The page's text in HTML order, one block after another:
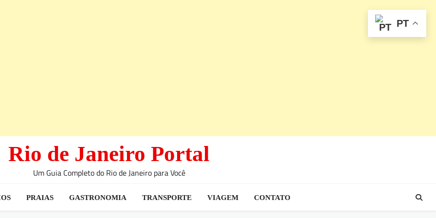
Rio de Janeiro Portal
Um Guia Completo do Rio de Janeiro para Você
PRAIAS GASTRONOMIA TRANSPORTE VIAGEM CONTATO
PT